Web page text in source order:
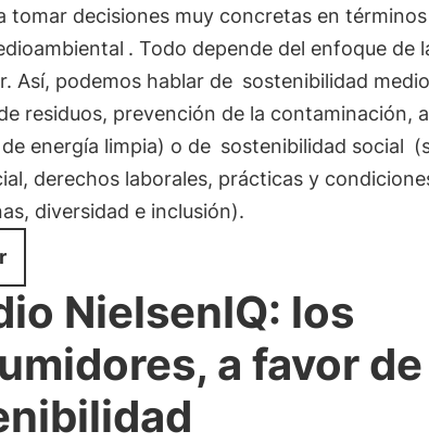
tomar decisiones muy concretas en
. Todo depende del enfoque de
Así, podemos hablar de sostenibilidad
residuos, prevención de la contaminación,
energía limpia) o de sostenibilidad social
derechos laborales, prácticas y
diversidad e inclusión).
NielsenIQ: los
a favor de